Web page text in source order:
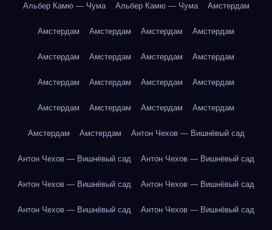
Альбер Камю — Чума Альбер Камю — Чума Амстердам
Амстердам Амстердам Амстердам Амстердам
Амстердам Амстердам Амстердам Амстердам
Амстердам Амстердам Амстердам Амстердам
Амстердам Амстердам Амстердам Амстердам
Амстердам Амстердам Антон Чехов — Вишнёвый сад
Антон Чехов — Вишнёвый сад Антон Чехов — Вишнёвый сад
Антон Чехов — Вишнёвый сад Антон Чехов — Вишнёвый сад
Антон Чехов — Вишнёвый сад Антон Чехов — Вишнёвый сад